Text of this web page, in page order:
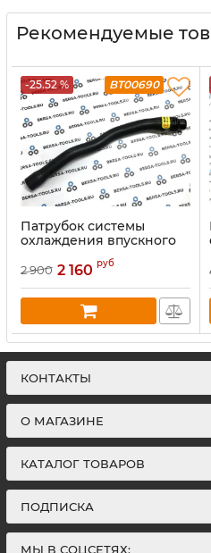
Рекомендуемые
-25.52 % BT00690
Патрубок системы
охлаждения впускного
коллектора BMW B46,
B48 (11618603914) ТИП 1
2 900 2 160 руб
КОНТАКТЫ
О МАГАЗИНЕ
КАТАЛОГ ТОВАРОВ
ПОДПИСКА
МЫ В СОЦСЕТЯХ: